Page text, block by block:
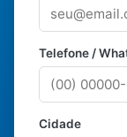
Telefone /
Cidade